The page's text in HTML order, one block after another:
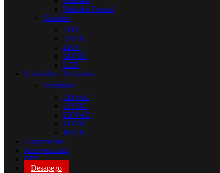
Pulsador Frontal
Sinaleiro
110V
12VDC
220V
24VDC
LED
Ventilador e Ventuinha
Ventilador
110VAC
12VDC
220VAC
24VDC
48VDC
Lançamentos
Mais vendidos
OFF
Desapego